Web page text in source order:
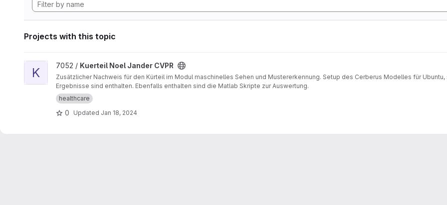
Projects with this topic
View Kuerteil Noel Jander CVPR project
K 7052 / Kuerteil Noel Jander CVPR
Zusätzlicher Nachweis für den Kürteil im Modul maschinelles Sehen und Mustererkennung. Setup des Cerberus Modelles für
Ergebnisse sind enthalten. Ebenfalls enthalten sind die Matlab Skripte zur Auswertung.
healthcare
0 Updated Jan 18, 2024